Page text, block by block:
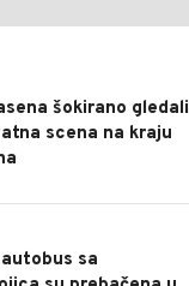
šokirano gledali
scena na kraju
sa